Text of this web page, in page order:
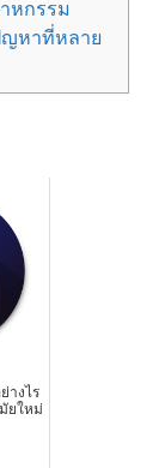
หกรรม
ญหาที่หลาย
างไร
ยใหม่